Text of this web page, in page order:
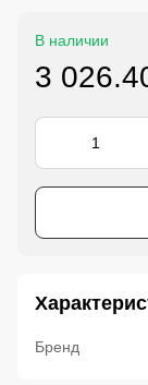
В наличии
3
Бренд